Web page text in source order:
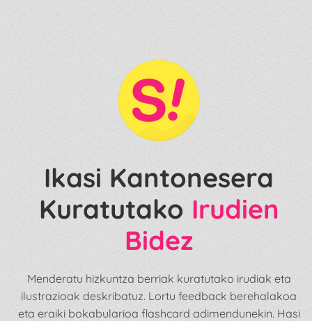
Ikasi Kantonesera
Kuratutako Irudien
Bidez
Menderatu hizkuntza berriak kuratutako irudiak eta
ilustrazioak deskribatuz. Lortu feedback berehalakoa
eta eraiki bokabularioa flashcard adimendunekin. Hasi